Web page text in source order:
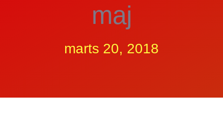
maj
marts 20, 2018